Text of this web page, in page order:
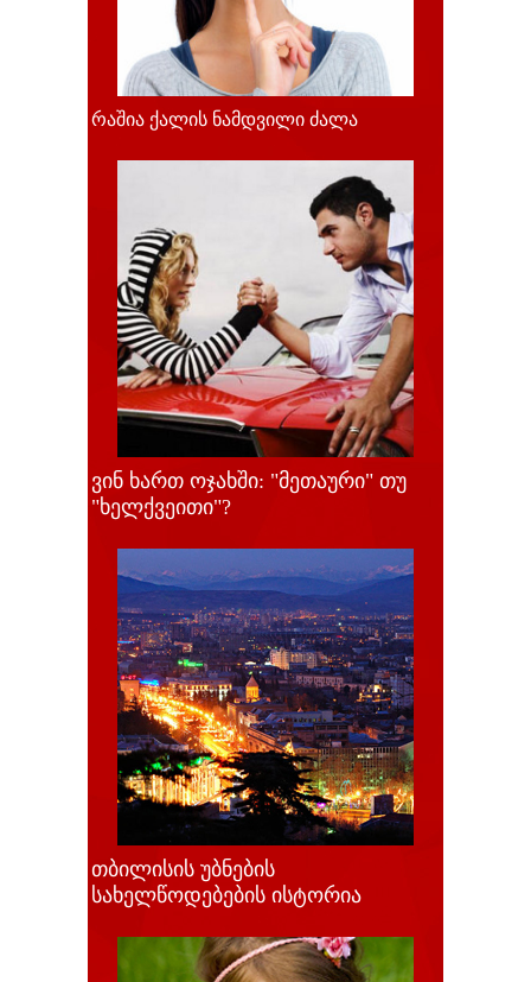
რაშია ქალის ნამდვილი ძალა
ვინ ხართ ოჯახში: "მეთაური" თუ
"ხელქვეითი"?
თბილისის უბნების
სახელწოდებების ისტორია